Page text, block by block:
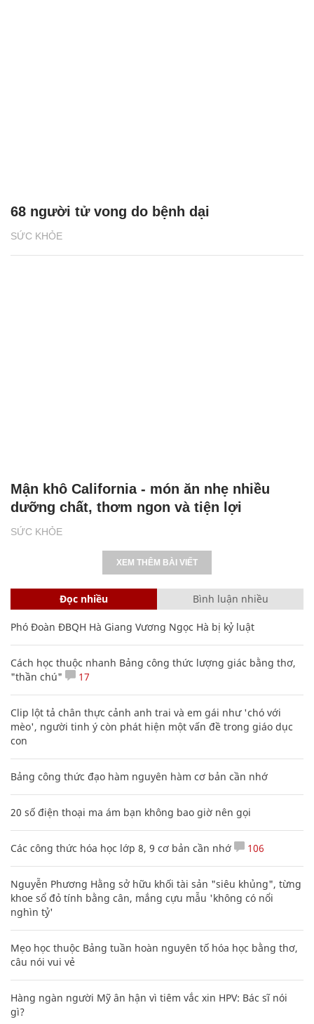
SỨC KHỎE
68 người tử vong do bệnh dại
SỨC KHỎE
Mận khô California - món ăn nhẹ nhiều
dưỡng chất, thơm ngon và tiện lợi
XEM THÊM BÀI VIẾT
Đọc nhiều Bình luận nhiều
Phó Đoàn ĐBQH Hà Giang Vương Ngọc Hà bị kỷ luật
Cách học thuộc nhanh Bảng công thức lượng giác bằng thơ,
"thần chú"
17
Clip lột tả chân thực cảnh anh trai và em gái như 'chó với
mèo', người tinh ý còn phát hiện một vấn đề trong giáo dục
con
Bảng công thức đạo hàm nguyên hàm cơ bản cần nhớ
20 số điện thoại ma ám bạn không bao giờ nên gọi
Các công thức hóa học lớp 8, 9 cơ bản cần nhớ 106
Nguyễn Phương Hằng sở hữu khối tài sản "siêu khủng", từng
khoe sổ đỏ tính bằng cân, mắng cựu mẫu 'không có nổi
nghìn tỷ'
Mẹo học thuộc Bảng tuần hoàn nguyên tố hóa học bằng thơ,
câu nói vui vẻ
Hàng ngàn người Mỹ ân hận vì tiêm vắc xin HPV: Bác sĩ nói
gì?